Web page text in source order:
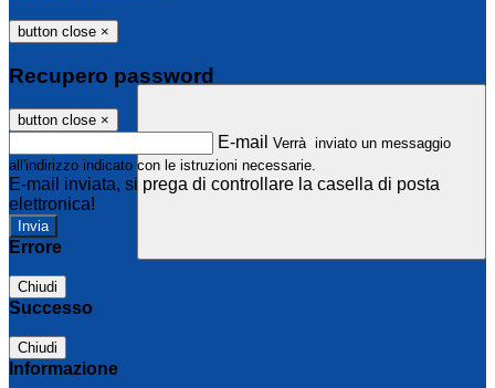
button close ×
Recupero password
button close ×
E-mail Verrà inviato un messaggio
all'indirizzo indicato con le istruzioni necessarie.
E-mail inviata, si prega di controllare la casella di posta
elettronica!
Errore
Chiudi
Successo
Chiudi
Informazione